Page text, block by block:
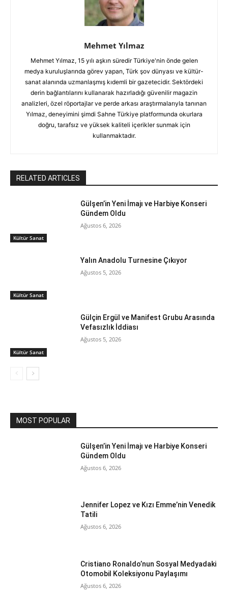
Mehmet Yılmaz
Mehmet Yılmaz, 15 yılı aşkın süredir Türkiye'nin önde gelen
medya kuruluşlarında görev yapan, Türk şov dünyası ve kültür-
sanat alanında uzmanlaşmış kıdemli bir gazetecidir. Sektördeki
derin bağlantılarını kullanarak hazırladığı güvenilir magazin
analizleri, özel röportajlar ve perde arkası araştırmalarıyla tanınan
Yılmaz, deneyimini şimdi Sahne Türkiye platformunda okurlara
doğru, tarafsız ve yüksek kaliteli içerikler sunmak için
kullanmaktadır.
RELATED ARTICLES
Kültür Sanat
Gülşen’in Yeni İmajı ve Harbiye Konseri
Gündem Oldu
Ağustos 6, 2026
Kültür Sanat
Yalın Anadolu Turnesine Çıkıyor
Ağustos 5, 2026
Kültür Sanat
Gülçin Ergül ve Manifest Grubu Arasında
Vefasızlık İddiası
Ağustos 5, 2026
MOST POPULAR
Gülşen’in Yeni İmajı ve Harbiye Konseri
Gündem Oldu
Ağustos 6, 2026
Jennifer Lopez ve Kızı Emme’nin Venedik
Tatili
Ağustos 6, 2026
Cristiano Ronaldo’nun Sosyal Medyadaki
Otomobil Koleksiyonu Paylaşımı
Ağustos 6, 2026